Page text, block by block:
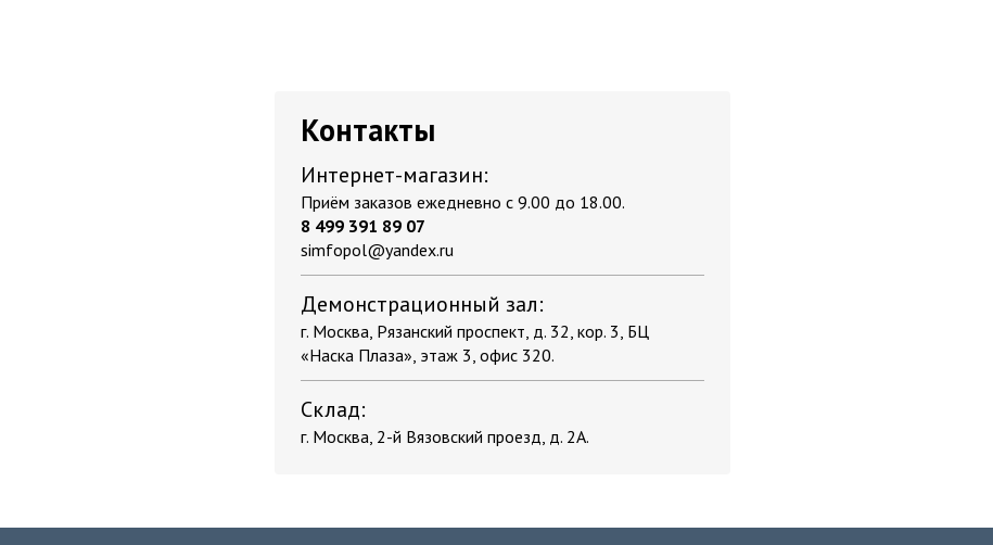
Контакты
Интернет-магазин:
Приём заказов ежедневно с 9.00 до 18.00.
8 499 391 89 07
simfopol@yandex.ru
Демонстрационный зал:
г. Москва, Рязанский проспект, д. 32, кор. 3, БЦ
«Наска Плаза», этаж 3, офис 320.
Склад:
г. Москва, 2-й Вязовский проезд, д. 2А.